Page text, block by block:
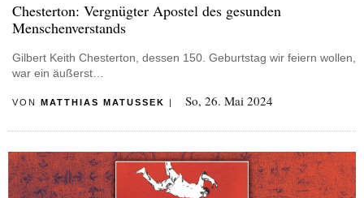
Chesterton: Vergnügter Apostel des gesunden
Menschenverstands
Gilbert Keith Chesterton, dessen 150. Geburtstag wir feiern wollen,
war ein äußerst…
VON MATTHIAS MATUSSEK | So, 26. Mai 2024